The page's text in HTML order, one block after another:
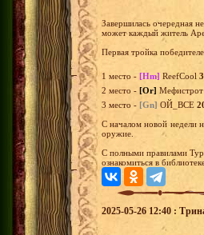
Завершилась очередная
может каждый житель
Первая тройка
1 место - [Hm] ReefCool
2 место - [Or] Мефистрот
3 место - [Gn] ОЙ_ВСЕ
С началом новой недели
оружие.
С полными правилами
ознакомиться в
2025-05-26 12:40 :